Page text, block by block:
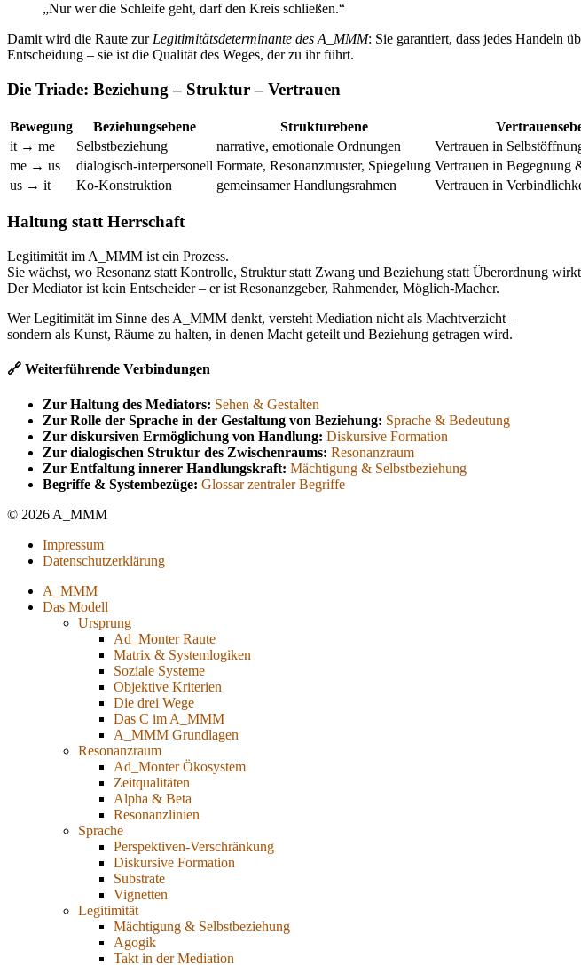
„Nur wer die Schleife geht, darf den Kreis schließen.“
Damit wird die Raute zur Legitimitätsdeterminante des A_MMM: Sie garantiert, dass jedes Handeln
Entscheidung – sie ist die Qualität des Weges, der zu ihr führt.
Die Triade: Beziehung – Struktur – Vertrauen
Bewegung Beziehungsebene Strukturebene
it → me
Selbstbeziehung narrative, emotionale Ordnungen
Vertrauen in
me → us
dialogisch-interpersonell Formate, Resonanzmuster, Spiegelung Vertrauen in Begegnung
us → it
Ko-Konstruktion gemeinsamer Handlungsrahmen Vertrauen in
Haltung statt Herrschaft
Legitimität im A_MMM ist ein Prozess.
Sie wächst, wo Resonanz statt Kontrolle, Struktur statt Zwang und Beziehung statt Überordnung
Der Mediator ist kein Entscheider – er ist Resonanzgeber, Rahmender, Möglich-Macher.
Wer Legitimität im Sinne des A_MMM denkt, versteht Mediation nicht als Machtverzicht –
sondern als Kunst, Räume zu halten, in denen Macht geteilt und Beziehung getragen wird.
🔗 Weiterführende Verbindungen
Zur Haltung des Mediators: Sehen & Gestalten
Zur Rolle der Sprache in der Gestaltung von Beziehung: Sprache & Bedeutung
Zur diskursiven Ermöglichung von Handlung: Diskursive Formation
Zur dialogischen Struktur des Zwischenraums: Resonanzraum
Zur Entfaltung innerer Handlungskraft: Mächtigung & Selbstbeziehung
Begriffe & Systembezüge: Glossar zentraler Begriffe
© 2026 A_MMM
Impressum
Datenschutzerklärung
A_MMM
Das Modell
Ursprung
Ad_Monter Raute
Matrix & Systemlogiken
Soziale Systeme
Objektive Kriterien
Die drei Wege
Das C im A_MMM
A_MMM Grundlagen
Resonanzraum
Ad_Monter Ökosystem
Zeitqualitäten
Alpha & Beta
Resonanzlinien
Sprache
Perspektiven-Verschränkung
Diskursive Formation
Substrate
Vignetten
Legitimität
Mächtigung & Selbstbeziehung
Agogik
Takt in der Mediation